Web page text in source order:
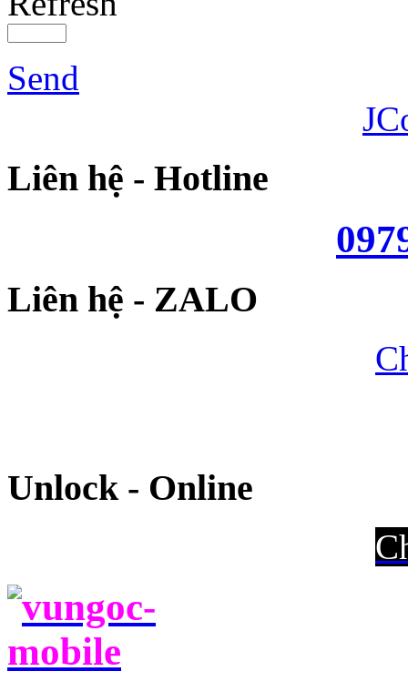
Send
Liên hệ - Hotline
Liên hệ - ZALO
Unlock - Online